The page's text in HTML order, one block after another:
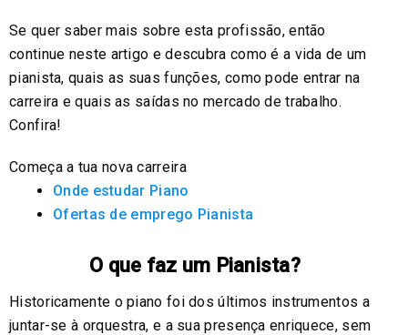
Se quer saber mais sobre esta profissão, então
continue neste artigo e descubra como é a vida de um
pianista, quais as suas funções, como pode entrar na
carreira e quais as saídas no mercado de trabalho.
Confira!
Começa a tua nova carreira
Onde estudar Piano
Ofertas de emprego Pianista
O que faz um Pianista?
Historicamente o piano foi dos últimos instrumentos a
juntar-se à orquestra, e a sua presença enriquece, sem